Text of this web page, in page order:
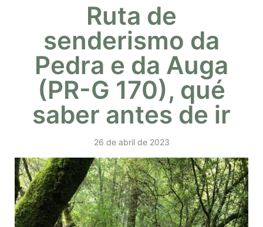
Ruta de
senderismo da
Pedra e da Auga
(PR-G 170), qué
saber antes de ir
26 de abril de 2023